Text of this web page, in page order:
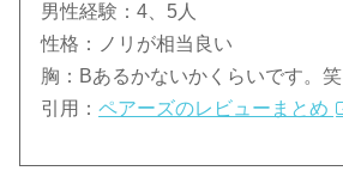
男性経験：4、5人
性格：ノリが相当良い
胸：Bあるかないかくらいです。笑
引用：ペアーズのレビューまとめ